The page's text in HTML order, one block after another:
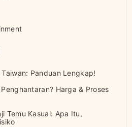
Panduan Lengkap!
Harga & Proses
Temu Kasual: Apa Itu,